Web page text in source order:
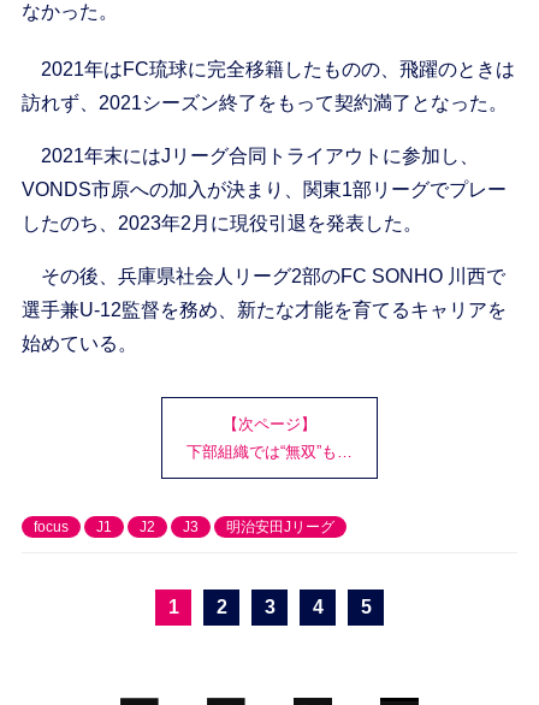
なかった。
2021年はFC琉球に完全移籍したものの、飛躍のときは
訪れず、2021シーズン終了をもって契約満了となった。
2021年末にはJリーグ合同トライアウトに参加し、
VONDS市原への加入が決まり、関東1部リーグでプレー
したのち、2023年2月に現役引退を発表した。
その後、兵庫県社会人リーグ2部のFC SONHO 川西で
選手兼U-12監督を務め、新たな才能を育てるキャリアを
始めている。
【次ページ】
下部組織では“無双”も…
focus J1 J2 J3 明治安田Jリーグ
1 2 3 4 5